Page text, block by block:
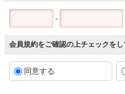
-
会員規約をご確認の上チェックを
同意する